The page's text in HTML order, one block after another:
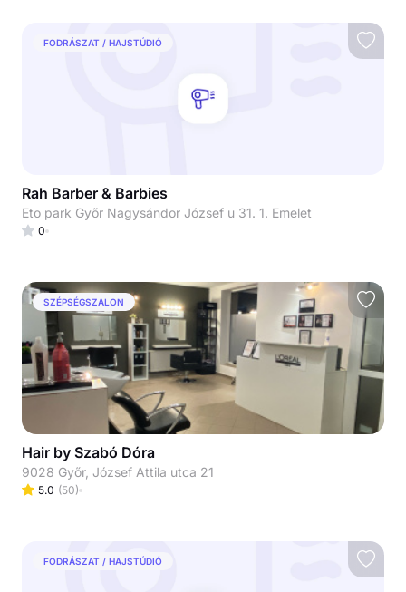
FODRÁSZAT / HAJSTÚDIÓ
Rah Barber & Barbies
Eto park Győr Nagysándor József u 31. 1. Emelet
0
SZÉPSÉGSZALON
Hair by Szabó Dóra
9028 Győr, József Attila utca 21
5.0 (50)
FODRÁSZAT / HAJSTÚDIÓ